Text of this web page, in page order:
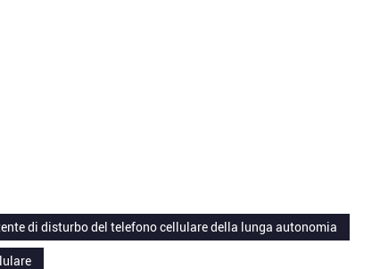
di disturbo del telefono cellulare della lunga autonomia